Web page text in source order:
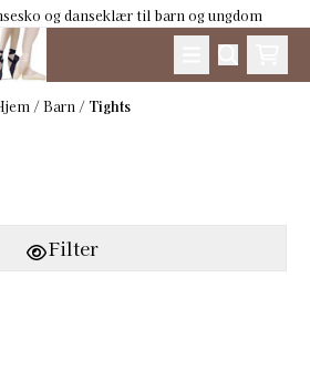
og danseklær til barn og ungdom
/Barn / Tights
Filter